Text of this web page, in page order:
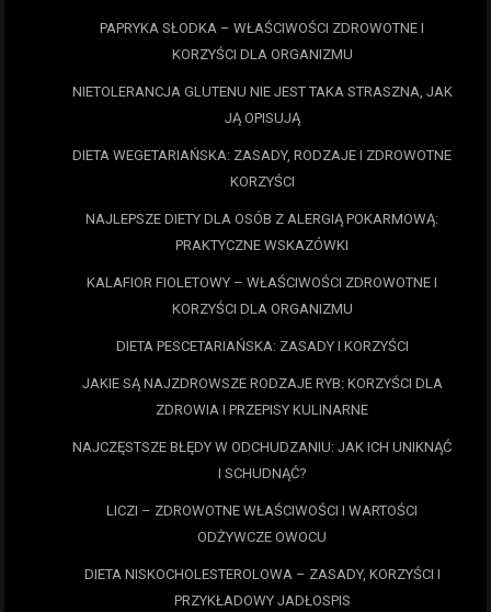
PAPRYKA SŁODKA – WŁAŚCIWOŚCI ZDROWOTNE I
KORZYŚCI DLA ORGANIZMU
NIETOLERANCJA GLUTENU NIE JEST TAKA STRASZNA, JAK
JĄ OPISUJĄ
DIETA WEGETARIAŃSKA: ZASADY, RODZAJE I ZDROWOTNE
KORZYŚCI
NAJLEPSZE DIETY DLA OSÓB Z ALERGIĄ POKARMOWĄ:
PRAKTYCZNE WSKAZÓWKI
KALAFIOR FIOLETOWY – WŁAŚCIWOŚCI ZDROWOTNE I
KORZYŚCI DLA ORGANIZMU
DIETA PESCETARIAŃSKA: ZASADY I KORZYŚCI
JAKIE SĄ NAJZDROWSZE RODZAJE RYB: KORZYŚCI DLA
ZDROWIA I PRZEPISY KULINARNE
NAJCZĘSTSZE BŁĘDY W ODCHUDZANIU: JAK ICH UNIKNĄĆ
I SCHUDNĄĆ?
LICZI – ZDROWOTNE WŁAŚCIWOŚCI I WARTOŚCI
ODŻYWCZE OWOCU
DIETA NISKOCHOLESTEROLOWA – ZASADY, KORZYŚCI I
PRZYKŁADOWY JADŁOSPIS